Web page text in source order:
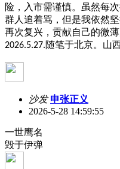
险，入市需谨慎。虽然每
群人追着骂，但是我依然
再次复兴，贡献自己的微薄
2026.5.27.随笔于北京。山
沙发 申张正义
2026-5-28 14:59:55
一世鹰名
毁于伊弹